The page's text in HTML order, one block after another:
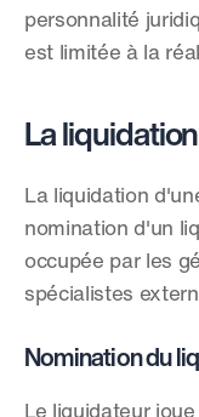
personnalité
est limitée à la
La liquidation
La liquidation
nomination d'un
occupée par les
spécialistes
Nomination du
Le liquidateur